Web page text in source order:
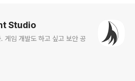
Studio